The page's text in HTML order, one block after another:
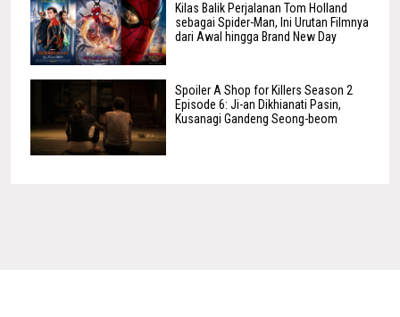
Kilas Balik Perjalanan Tom Holland
sebagai Spider-Man, Ini Urutan Filmnya
dari Awal hingga Brand New Day
Spoiler A Shop for Killers Season 2
Episode 6: Ji-an Dikhianati Pasin,
Kusanagi Gandeng Seong-beom